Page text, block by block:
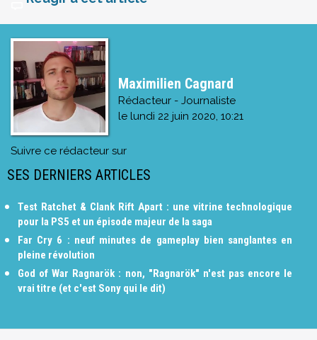
Maximilien Cagnard
Rédacteur - Journaliste
le lundi 22 juin 2020, 10:21
Suivre ce rédacteur sur
SES DERNIERS ARTICLES
Test Ratchet & Clank Rift Apart : une vitrine technologique
pour la PS5 et un épisode majeur de la saga
Far Cry 6 : neuf minutes de gameplay bien sanglantes en
pleine révolution
God of War Ragnarök : non, "Ragnarök" n'est pas encore le
vrai titre (et c'est Sony qui le dit)